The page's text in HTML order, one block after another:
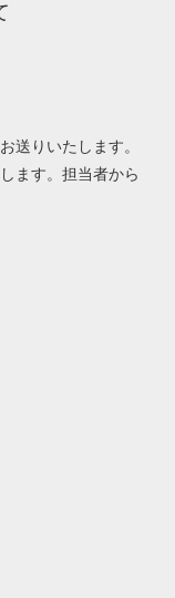
送りいたします。
ます。担当者から